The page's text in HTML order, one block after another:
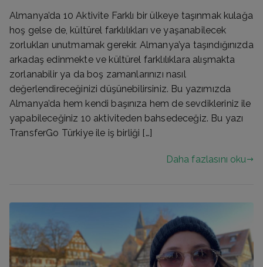
Almanya’da 10 Aktivite Farklı bir ülkeye taşınmak kulağa
hoş gelse de, kültürel farklılıkları ve yaşanabilecek
zorlukları unutmamak gerekir. Almanya’ya taşındığınızda
arkadaş edinmekte ve kültürel farklılıklara alışmakta
zorlanabilir ya da boş zamanlarınızı nasıl
değerlendireceğinizi düşünebilirsiniz. Bu yazımızda
Almanya’da hem kendi başınıza hem de sevdikleriniz ile
yapabileceğiniz 10 aktiviteden bahsedeceğiz. Bu yazı
TransferGo Türkiye ile iş birliği […]
Daha fazlasını oku